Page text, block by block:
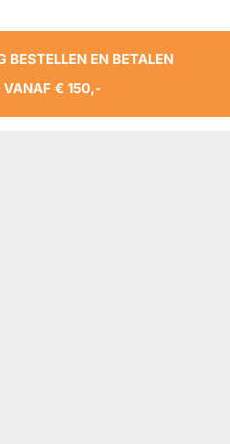
BESTELLEN EN BETALEN
VANAF € 150,-